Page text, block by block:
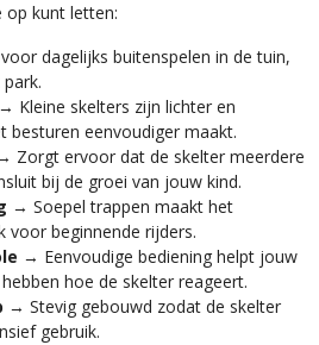
op kunt letten:
dagelijks buitenspelen in de tuin,
→ Kleine skelters zijn lichter en
besturen eenvoudiger maakt.
Zorgt ervoor dat de skelter meerdere
bij de groei van jouw kind.
→ Soepel trappen maakt het
voor beginnende rijders.
→ Eenvoudige bediening helpt jouw
hoe de skelter reageert.
→ Stevig gebouwd zodat de skelter
gebruik.